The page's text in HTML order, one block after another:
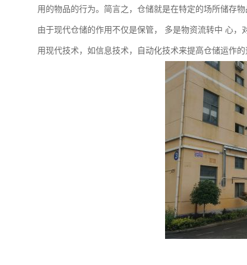
用的物品的行为。简言之，仓储就是在特定的场所储存物
由于现代仓储的作用不仅是保管， 多是物资流转中 心
用现代技术，如信息技术，自动化技术来提高仓储运作